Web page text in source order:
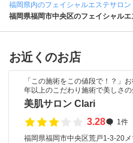
福岡県内のフェイシャルエステサロン
福岡県福岡市中央区のフェイシャル
お近くのお店
「この施術をこの値段で！？」
年以上のこだわり施術で美しさ
美肌サロン Clari
3.28
1件
福岡県福岡市中央区荒戸1-3-20